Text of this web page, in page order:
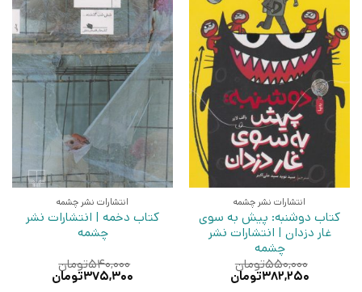
انتشارات نشر چشمه
کتاب دوشنبه: پیش به سوی
غار دزدان | انتشارات نشر
چشمه
۵۵۰,۰۰۰تومان
قیمت
۳۸۲,۲۵۰تومان
انتشارات نشر چشمه
کتاب دخمه | انتشارات نشر
چشمه
۵۴۰,۰۰۰تومان
قیمت
۳۷۵,۳۰۰تومان